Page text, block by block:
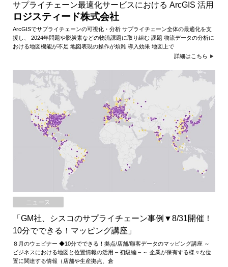
サプライチェーン最適化サービスにおける ArcGIS 活用
ロジスティード株式会社
ArcGISでサプライチェーンの可視化・分析 サプライチェーン全体の最適化を支
援し、 2024年問題や脱炭素などの物流課題に取り組む 課題 物流データの分析に
おける地図機能が不足 地図表現の操作が煩雑 導入効果 地図上で
詳細はこちら
ニュース
「GM社、シスコのサプライチェーン事例▼8/31開催！
10分でできる！マッピング講座」
８月のウェビナー ◆10分でできる！拠点/店舗/顧客データのマッピング講座 ～
ビジネスにおける地図と位置情報の活用 – 初級編 – ～ 企業が保有する様々な位
置に関連する情報（店舗や生産拠点、倉